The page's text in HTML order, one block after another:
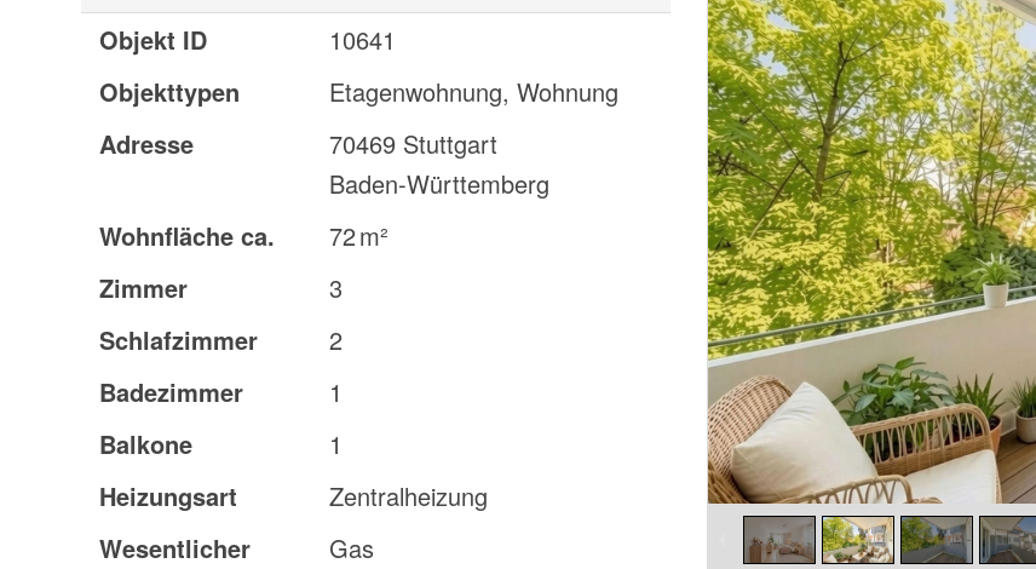
Objekt ID
10641
Objekttypen
Etagenwohnung, Wohnung
Adresse
70469 Stuttgart
Baden-Württemberg
Wohnfläche ca.
72 m²
Zimmer
3
Schlafzimmer
2
Badezimmer
1
Balkone
1
Heizungsart
Zentralheizung
Wesentlicher
Gas